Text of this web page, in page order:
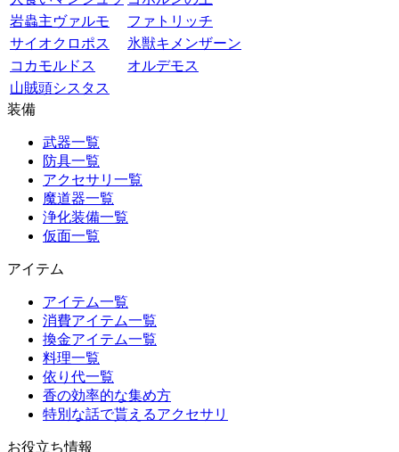
岩蟲主ヴァルモ
ファトリッチ
サイオクロポス
氷獣キメンザーン
コカモルドス
オルデモス
山賊頭シスタス
装備
武器一覧
防具一覧
アクセサリ一覧
魔道器一覧
浄化装備一覧
仮面一覧
アイテム
アイテム一覧
消費アイテム一覧
換金アイテム一覧
料理一覧
依り代一覧
香の効率的な集め方
特別な話で貰えるアクセサリ
お役立ち情報